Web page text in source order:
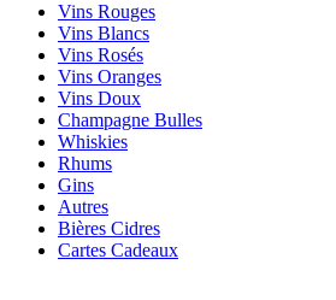
Vins Rouges
Vins Blancs
Vins Rosés
Vins Oranges
Vins Doux
Champagne Bulles
Whiskies
Rhums
Gins
Autres
Bières Cidres
Cartes Cadeaux